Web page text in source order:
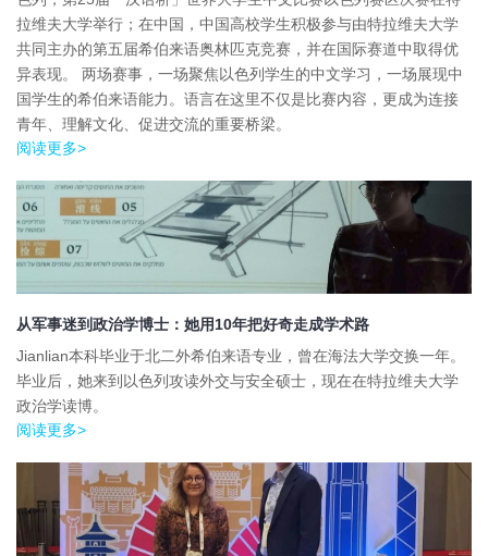
拉维夫大学举行；在中国，中国高校学生积极参与由特拉维夫大学
共同主办的第五届希伯来语奥林匹克竞赛，并在国际赛道中取得优
异表现。 两场赛事，一场聚焦以色列学生的中文学习，一场展现中
国学生的希伯来语能力。语言在这里不仅是比赛内容，更成为连接
青年、理解文化、促进交流的重要桥梁。
阅读更多>
从军事迷到政治学博士：她用10年把好奇走成学术路
Jianlian本科毕业于北二外希伯来语专业，曾在海法大学交换一年。
毕业后，她来到以色列攻读外交与安全硕士，现在在特拉维夫大学
政治学读博。
阅读更多>